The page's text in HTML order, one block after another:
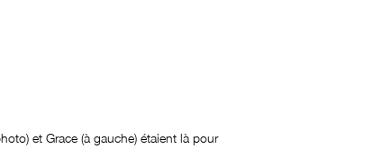
et Grace (à gauche) étaient là pour